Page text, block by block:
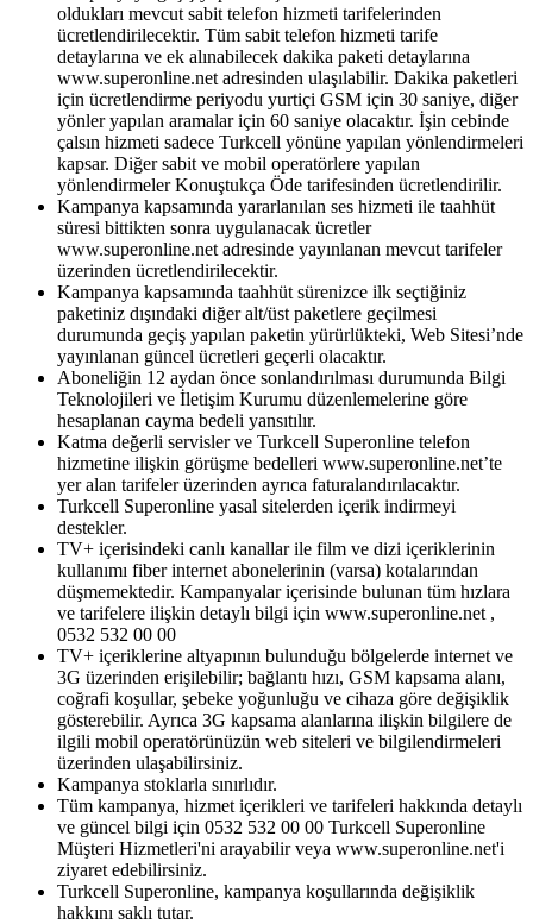
oldukları mevcut sabit telefon hizmeti tarifelerinden
ücretlendirilecektir. Tüm sabit telefon hizmeti tarife
detaylarına ve ek alınabilecek dakika paketi detaylarına
www.superonline.net adresinden ulaşılabilir. Dakika paketleri
için ücretlendirme periyodu yurtiçi GSM için 30 saniye, diğer
yönler yapılan aramalar için 60 saniye olacaktır. İşin cebinde
çalsın hizmeti sadece Turkcell yönüne yapılan yönlendirmeleri
kapsar. Diğer sabit ve mobil operatörlere yapılan
yönlendirmeler Konuştukça Öde tarifesinden ücretlendirilir.
Kampanya kapsamında yararlanılan ses hizmeti ile taahhüt
süresi bittikten sonra uygulanacak ücretler
www.superonline.net adresinde yayınlanan mevcut tarifeler
üzerinden ücretlendirilecektir.
Kampanya kapsamında taahhüt sürenizce ilk seçtiğiniz
paketiniz dışındaki diğer alt/üst paketlere geçilmesi
durumunda geçiş yapılan paketin yürürlükteki, Web Sitesi’nde
yayınlanan güncel ücretleri geçerli olacaktır.
Aboneliğin 12 aydan önce sonlandırılması durumunda Bilgi
Teknolojileri ve İletişim Kurumu düzenlemelerine göre
hesaplanan cayma bedeli yansıtılır.
Katma değerli servisler ve Turkcell Superonline telefon
hizmetine ilişkin görüşme bedelleri www.superonline.net’te
yer alan tarifeler üzerinden ayrıca faturalandırılacaktır.
Turkcell Superonline yasal sitelerden içerik indirmeyi
destekler.
TV+ içerisindeki canlı kanallar ile film ve dizi içeriklerinin
kullanımı fiber internet abonelerinin (varsa) kotalarından
düşmemektedir. Kampanyalar içerisinde bulunan tüm hızlara
ve tarifelere ilişkin detaylı bilgi için www.superonline.net ,
0532 532 00 00
TV+ içeriklerine altyapının bulunduğu bölgelerde internet ve
3G üzerinden erişilebilir; bağlantı hızı, GSM kapsama alanı,
coğrafi koşullar, şebeke yoğunluğu ve cihaza göre değişiklik
gösterebilir. Ayrıca 3G kapsama alanlarına ilişkin bilgilere de
ilgili mobil operatörünüzün web siteleri ve bilgilendirmeleri
üzerinden ulaşabilirsiniz.
Kampanya stoklarla sınırlıdır.
Tüm kampanya, hizmet içerikleri ve tarifeleri hakkında detaylı
ve güncel bilgi için 0532 532 00 00 Turkcell Superonline
Müşteri Hizmetleri'ni arayabilir veya www.superonline.net'i
ziyaret edebilirsiniz.
Turkcell Superonline, kampanya koşullarında değişiklik
hakkını saklı tutar.